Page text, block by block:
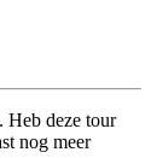
Heb deze tour
nog meer